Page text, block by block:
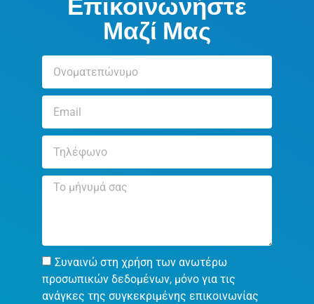
Μαζί Μας
Συναινώ στη χρήση των ανωτέρω
προσωπικών δεδομένων, μόνο για τις
ανάγκες της συγκεκριμένης επικοινωνίας